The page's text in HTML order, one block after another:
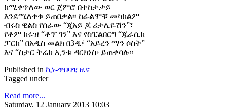
ከሚቀጥለው ወር ጀምሮ በተከታታይ
እንደሚለቀቁ ይጠበቃል፡፡ ከፊልሞቹ መካከልም
ብሩስ ዊልስ የሰራው “ጂአይ ጆ ሪታሊዬሽን”፣
የቶም ክሩዝ “ቶፕ ገን” እና የስፒልበርግ “ጁራሲክ
ፓርክ” በአዲስ መልክ በ3ዲ፤ “አይረን ማን ሶስት”
እና “ስታር ትሬክ ኢንቱ ዳርክነስ› ይጠቀሳሉ፡፡
Published in ኪነ-ጥበባዊ ዜና
Tagged under
Read more...
Saturday, 12 January 2013 10:03